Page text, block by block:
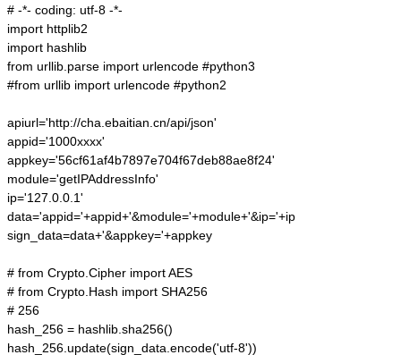
# -*- coding: utf-8 -*-
import httplib2
import hashlib
from urllib.parse import urlencode #python3
#from urllib import urlencode #python2
apiurl='http://cha.ebaitian.cn/api/json'
appid='1000xxxx'
appkey='56cf61af4b7897e704f67deb88ae8f24'
module='getIPAddressInfo'
ip='127.0.0.1'
data='appid='+appid+'&module='+module+'&ip='+ip
sign_data=data+'&appkey='+appkey
# from Crypto.Cipher import AES
# from Crypto.Hash import SHA256
# 256
hash_256 = hashlib.sha256()
hash_256.update(sign_data.encode('utf-8'))